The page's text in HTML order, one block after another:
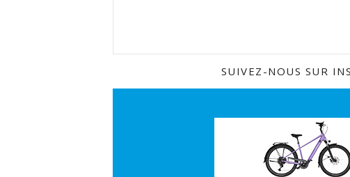
SUIVEZ-NOUS SUR